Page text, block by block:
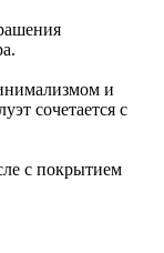
и
сочетается с
с покрытием